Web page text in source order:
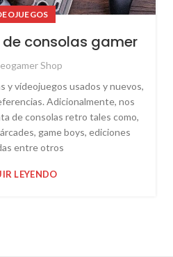
consolas gamer
Shop
y vídeojuegos usados y nuevos,
Adicionalmente, nos
de consolas retro tales como,
game boys, ediciones
entre otros
LEYENDO